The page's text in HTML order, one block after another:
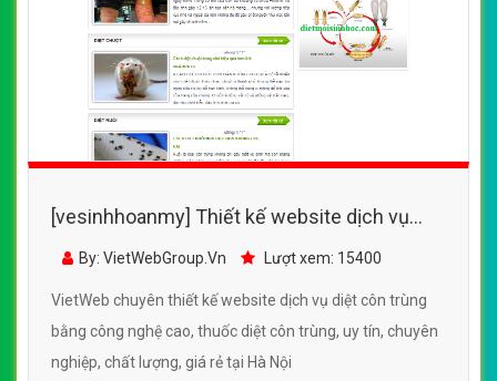
[vesinhhoanmy] Thiết kế website dịch vụ
diệt côn trùng bằng công nghệ cao, thuốc
By: VietWebGroup.Vn Lượt xem: 15400
VietWeb chuyên thiết kế website dịch vụ diệt côn trùng
bằng công nghệ cao, thuốc diệt côn trùng, uy tín, chuyên
nghiệp, chất lượng, giá rẻ tại Hà Nội